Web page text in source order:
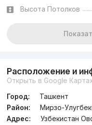
Высота Потолков
Расположение и
Открыть в Google
Город:
Ташкент
Район:
Мирзо-
Адрес:
Узбекистан